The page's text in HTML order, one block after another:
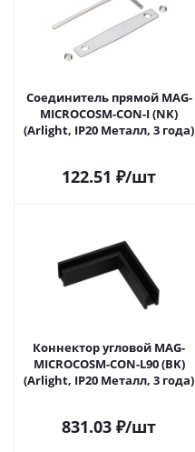
Соединитель прямой MAG-
MICROCOSM-CON-I (NK)
(Arlight, IP20 Металл, 3 года)
122.51 ₽/шт
Коннектор угловой MAG-
MICROCOSM-CON-L90 (BK)
(Arlight, IP20 Металл, 3 года)
831.03 ₽/шт